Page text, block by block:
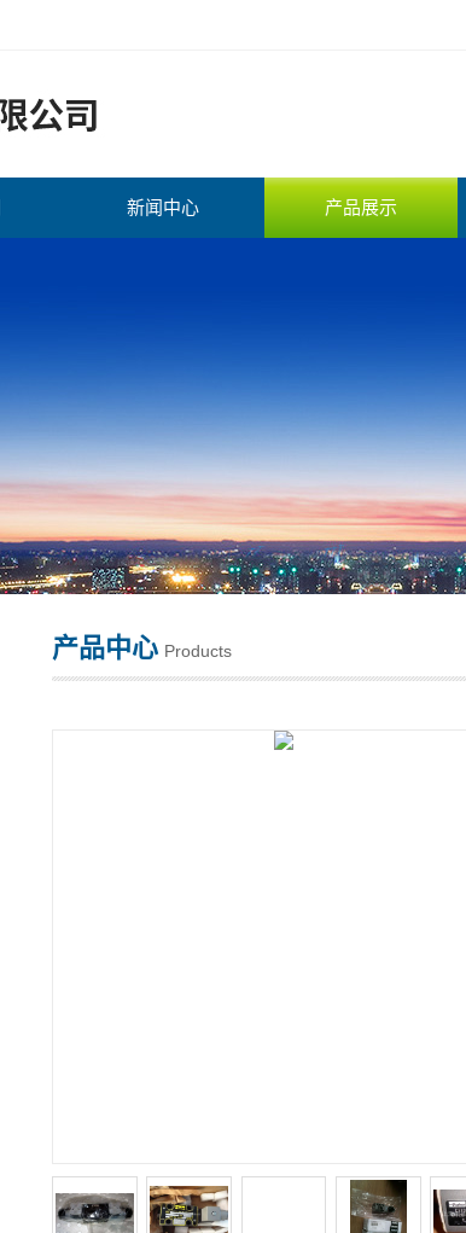
新闻中心 产品展示
产品中心 Products